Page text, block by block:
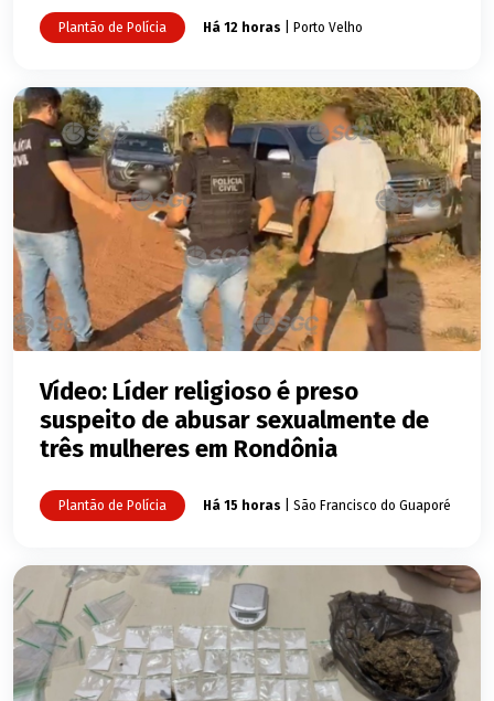
Plantão de Polícia Há 12 horas | Porto Velho
Vídeo: Líder religioso é preso
suspeito de abusar sexualmente de
três mulheres em Rondônia
Plantão de Polícia Há 15 horas | São Francisco do Guaporé